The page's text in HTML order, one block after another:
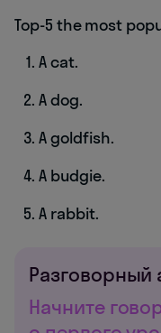
Top-5 the most
A cat.
A dog.
A goldfish.
A budgie.
A rabbit.
Разговорный
Начните